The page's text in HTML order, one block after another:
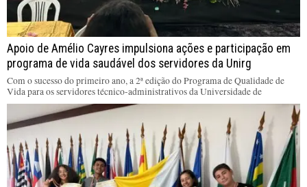
Apoio de Amélio Cayres impulsiona ações e participação em
programa de vida saudável dos servidores da Unirg
Com o sucesso do primeiro ano, a 2ª edição do Programa de Qualidade de
Vida para os servidores técnico-administrativos da Universidade de